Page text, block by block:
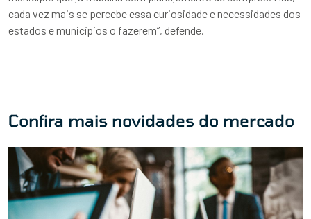
cada vez mais se percebe essa curiosidade e necessidades dos
estados e municípios o fazerem”, defende.
Confira mais novidades do mercado